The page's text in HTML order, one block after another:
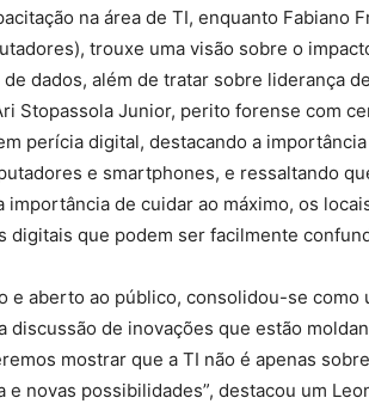
na área de TI, enquanto Fabiano
trouxe uma visão sobre o
dados, além de tratar sobre liderança
Stopassola Junior, perito forense com
perícia digital, destacando a
e smartphones, e ressaltando
importância de cuidar ao máximo, os
digitais que podem ser facilmente
e aberto ao público, consolidou-se como
discussão de inovações que estão
mostrar que a TI não é apenas
e novas possibilidades”, destacou um